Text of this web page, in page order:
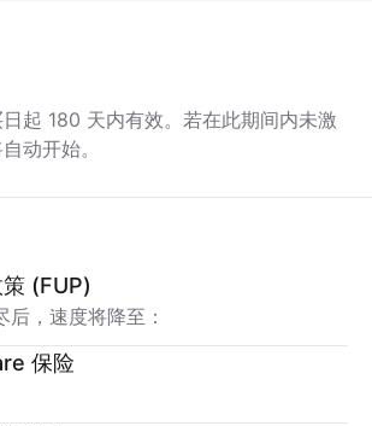
起 180 天内有效。若在此期间内未激
动开始。
(FUP)
后，速度将降至：
保险